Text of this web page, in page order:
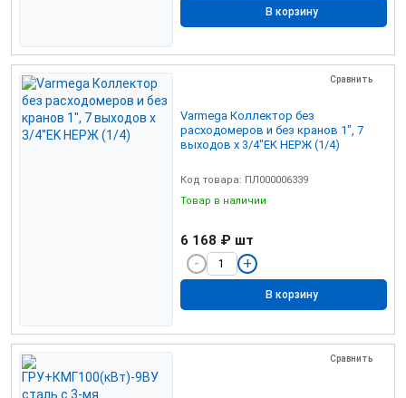
В корзину
Сравнить
Varmega Коллектор без
расходомеров и без кранов 1", 7
выходов x 3/4"EK НЕРЖ (1/4)
Код товара: ПЛ000006339
Товар в наличии
6 168 ₽ шт
В корзину
Сравнить